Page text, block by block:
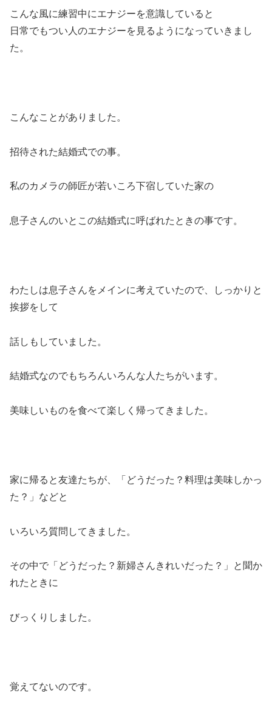
こんな風に練習中にエナジーを意識していると
日常でもつい人のエナジーを見るようになっていきまし
た。
こんなことがありました。
招待された結婚式での事。
私のカメラの師匠が若いころ下宿していた家の
息子さんのいとこの結婚式に呼ばれたときの事です。
わたしは息子さんをメインに考えていたので、しっかりと
挨拶をして
話しもしていました。
結婚式なのでもちろんいろんな人たちがいます。
美味しいものを食べて楽しく帰ってきました。
家に帰ると友達たちが、「どうだった？料理は美味しかっ
た？」などと
いろいろ質問してきました。
その中で「どうだった？新婦さんきれいだった？」と聞か
れたときに
びっくりしました。
覚えてないのです。